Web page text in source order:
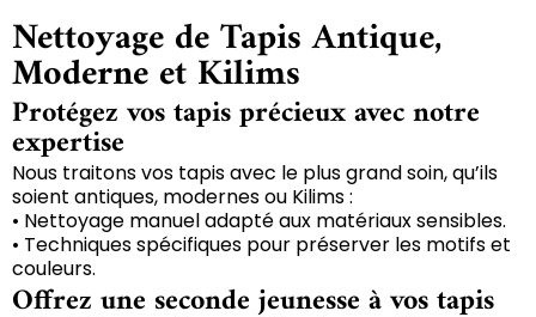
Nettoyage de Tapis Antique,
Moderne et Kilims
Protégez vos tapis précieux avec notre
expertise
Nous traitons vos tapis avec le plus grand soin, qu’ils
soient antiques, modernes ou Kilims :
• Nettoyage manuel adapté aux matériaux sensibles.
• Techniques spécifiques pour préserver les motifs et
couleurs.
Offrez une seconde jeunesse à vos tapis